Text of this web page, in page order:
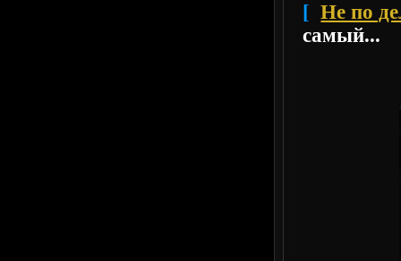
[ Не по
самый...